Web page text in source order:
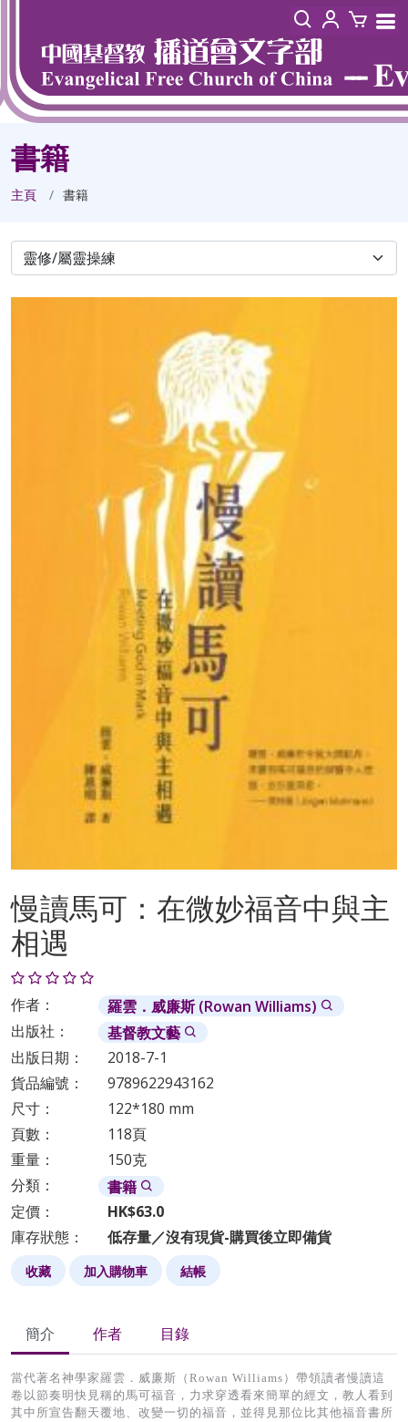
書籍
主頁 書籍
慢讀馬可：在微妙福音中與主
相遇
作者：
羅雲．威廉斯 (Rowan Williams)
出版社：
基督教文藝
出版日期：
2018-7-1
貨品編號：
9789622943162
尺寸：
122*180 mm
頁數：
118頁
重量：
150克
分類：
書籍
定價：
HK$63.0
庫存狀態：
低存量／沒有現貨-購買後立即備貨
收藏 加入購物車 結帳
簡介 作者 目錄
當代著名神學家羅雲．威廉斯（Rowan Williams）帶領讀者慢讀這
卷以節奏明快見稱的馬可福音，力求穿透看來簡單的經文，教人看到
其中所宣告翻天覆地、改變一切的福音，並得見那位比其他福音書所